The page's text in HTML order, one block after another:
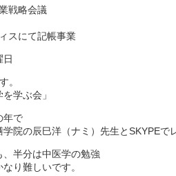
戦略会議
スにて記帳事業
。
学ぶ会」
年で
院の辰巳洋（ナミ）先生とSKYPEで
半分は中医学の勉強
り難しいです。